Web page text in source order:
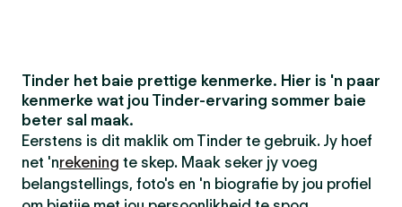
Tinder het baie prettige kenmerke. Hier is 'n paar
kenmerke wat jou Tinder-ervaring sommer baie
beter sal maak.
Eerstens is dit maklik om Tinder te gebruik. Jy hoef
net 'nrekening te skep. Maak seker jy voeg
belangstellings, foto's en 'n biografie by jou profiel